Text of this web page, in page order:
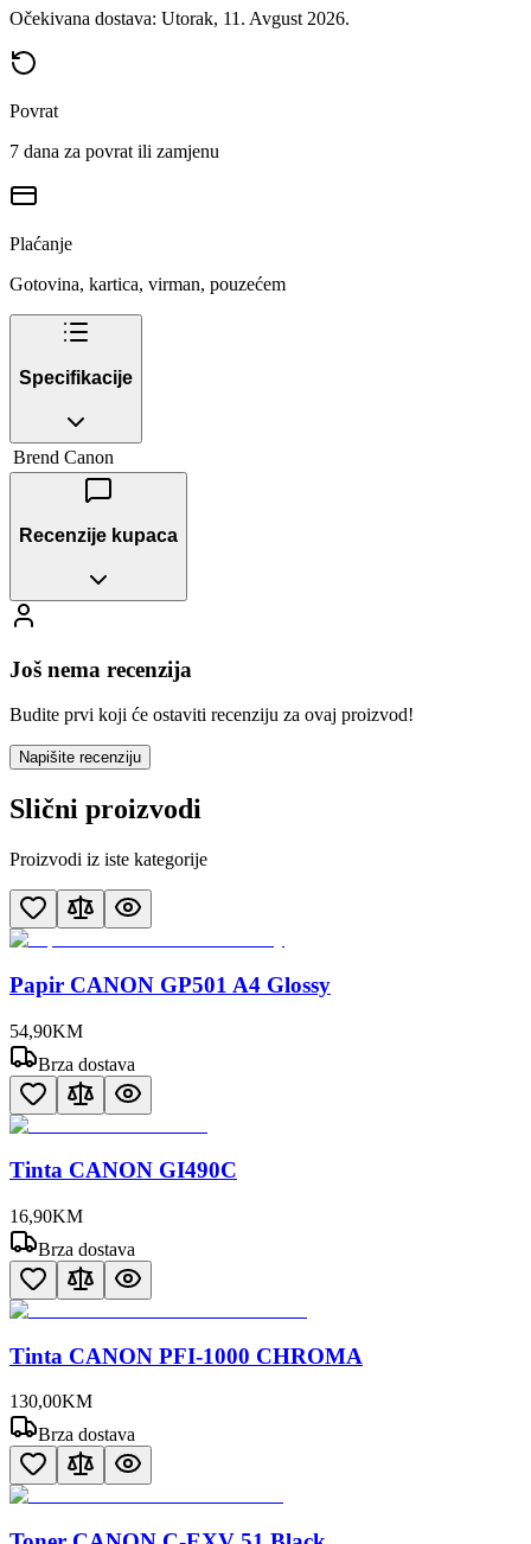
Očekivana dostava: Utorak, 11. Avgust 2026.
Povrat
7 dana za povrat ili zamjenu
Plaćanje
Gotovina, kartica, virman, pouzećem
Specifikacije
Brend Canon
Recenzije kupaca
Još nema recenzija
Budite prvi koji će ostaviti recenziju za ovaj proizvod!
Napišite recenziju
Slični proizvodi
Proizvodi iz iste kategorije
Papir CANON GP501 A4 Glossy
54,90KM
Brza dostava
Tinta CANON GI490C
16,90KM
Brza dostava
Tinta CANON PFI-1000 CHROMA
130,00KM
Brza dostava